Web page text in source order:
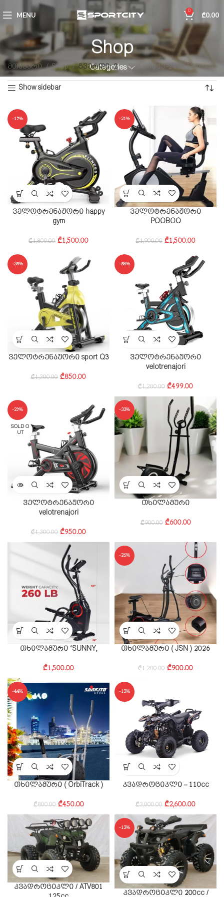
MENU 0 ₾0.00
Shop
Categories
მთავარი Shop გვერდი: 2 Showing 13–24 of 57 results
Show sidebar
-17%
ველოტრენაჟორი happy
gym
₾1,800.00 ₾1,500.00
-21%
ველოტრენაჟორი
POOBOO
₾1,900.00 ₾1,500.00
-35%
ველოტრენაჟორი sport Q3
₾1,300.00 ₾850.00
-58%
ველოტრენაჟორი
velotrenajori
₾1,200.00 ₾499.00
-27%
SOLD O
UT
ველოტრენაჟორი
velotrenajori
₾1,300.00 ₾950.00
-33%
თხილამური
₾900.00 ₾600.00
თხილამური ‘SUNNY,
₾1,500.00
-25%
თხილამური ( JSN ) 2026
₾1,200.00 ₾900.00
-44%
თხილამური ( OrbiTrack )
₾800.00 ₾450.00
-13%
კვადროციკლი – 110cc
₾3,000.00 ₾2,600.00
კვადროციკლი / ATV801
-13%
კვადროციკლი 200cc /